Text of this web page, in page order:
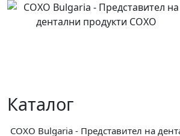
Skip
Каталог
COXO Bulgaria - Представител на